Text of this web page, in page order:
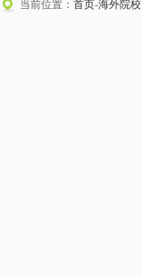
当前位置： 首页-海外院校